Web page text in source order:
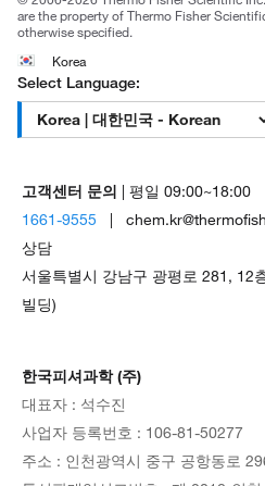
are the property of Thermo Fisher
otherwise specified.
Korea
Select Language:
고객센터 문의
| 평일 09:00~18:00
1661-9555 |
상담
서울특별시 강남구 광평로 281, 12
빌딩)
한국피셔과학 (주)
대표자 : 석수진
사업자 등록번호 : 106-81-50277
주소 : 인천광역시 중구 공항동로